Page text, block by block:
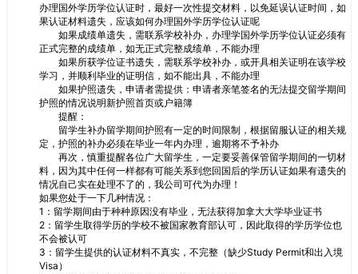
办理国外学历学位认证时，最好一次性提交材料，以免延误认证时间，如
果认证材料遗失，应该如何办理国外学历学位认证呢
如果成绩单遗失，需联系学校补办，办理学国外学历学位认证必须有
正式完整的成绩单，如无正式完整成绩单，不能办理
如果所获学位证书遗失，需联系学校补办，或开具相关证明在该学校
学习，并顺利毕业的证明信，如不能出具，不能办理
如果护照遗失，申请者需提供：申请者亲笔签名的无法提交留学期间
护照的情况说明新护照首页或户籍簿
提醒：
留学生补办留学期间护照有一定的时间限制，根据留服认证的相关规
定，护照的补办必须在毕业一年内办理，逾期将不予补办
再次，慎重提醒各位广大留学生，一定要妥善保管留学期间的一切材
料，因为其中任何一样都有可能关系到您回国后的学历认证如果有遗失的
情况自己实在处理不了的，我公司可代为办理！
如果您处于一下几种情况：
1：留学期间由于种种原因没有毕业，无法获得加拿大大学毕业证书
2：留学生取得学历的学校不被国家教育部认可，因此取得的学历学位也
不会被认可
3：留学生提供的认证材料不真实，不完整（缺少Study Permit和出入境
Visa）